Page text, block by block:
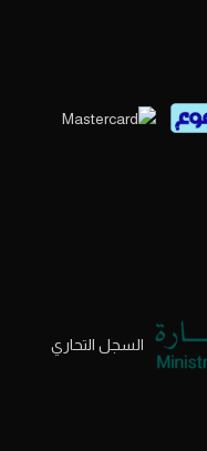
السجل التحاري